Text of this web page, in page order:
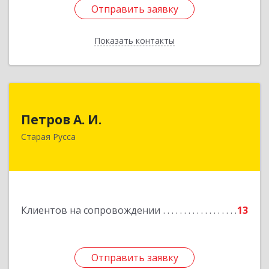
Отправить заявку
Показать контакты
Отправить заявку
Назад
Петров А. И.
Старая Русса
Клиентов на сопровождении 13
Отправить заявку
Отправить заявку